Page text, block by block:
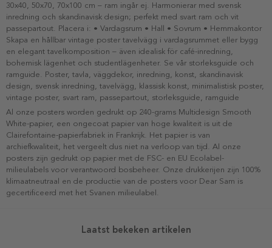
30x40, 50x70, 70x100 cm – ram ingår ej. Harmonierar med svensk
inredning och skandinavisk design; perfekt med svart ram och vit
passepartout. Placera i: • Vardagsrum • Hall • Sovrum • Hemmakontor
Skapa en hållbar vintage poster tavelvägg i vardagsrummet eller bygg
en elegant tavelkomposition – även idealisk för café-inredning,
bohemisk lägenhet och studentlägenheter. Se vår storleksguide och
ramguide. Poster, tavla, väggdekor, inredning, konst, skandinavisk
design, svensk inredning, tavelvägg, klassisk konst, minimalistisk poster,
vintage poster, svart ram, passepartout, storleksguide, ramguide
Al onze posters worden gedrukt op 240-grams Multidesign Smooth
White-papier, een ongecoat papier van hoge kwaliteit is uit de
Clairefontaine-papierfabriek in Frankrijk. Het papier is van
archiefkwaliteit, het vergeelt dus niet na verloop van tijd. Al onze
posters zijn gedrukt op papier met de FSC- en EU Ecolabel-
milieulabels voor verantwoord bosbeheer. Onze drukkerijen zijn 100%
klimaatneutraal en de productie van de posters voor Dear Sam is
gecertificeerd met het Svanen milieulabel.
Laatst bekeken artikelen